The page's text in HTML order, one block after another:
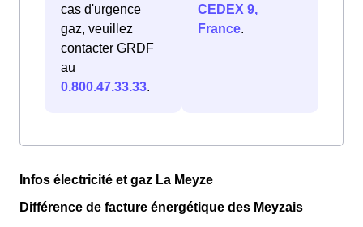
cas d'urgence
gaz, veuillez
contacter GRDF
au
0.800.47.33.33.
CEDEX 9,
France.
Infos électricité et gaz La Meyze
Différence de facture énergétique des Meyzais